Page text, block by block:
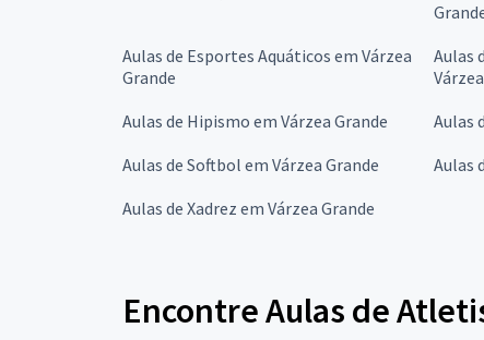
Aulas de Esportes Aquáticos em Várzea
Grande
Aulas
Aulas de Hipismo em Várzea Grande Aulas
Aulas de Softbol em Várzea Grande
Aulas
Aulas de Xadrez em Várzea Grande
Encontre Aulas de